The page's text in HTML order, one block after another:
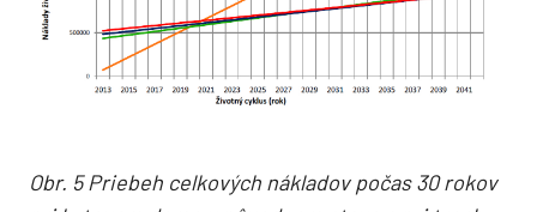
Obr. 5 Priebeh celkových nákladov počas 30 rokov